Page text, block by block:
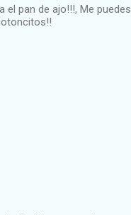
pan de ajo!!!, Me puedes